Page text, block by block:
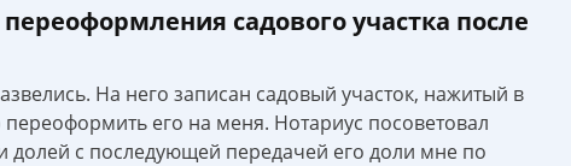
садового участка после
На него записан садовый участок, нажитый в
его на меня. Нотариус посоветовал
долей с последующей передачей его доли мне по